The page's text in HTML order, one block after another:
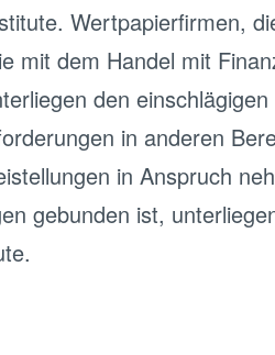
Wertpapierfirmen,
mit dem Handel mit
den
in anderen
in Anspruch
gebunden ist,